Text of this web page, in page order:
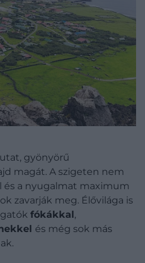
gyönyörű
magát. A szigeten nem
és a nyugalmat maximum
zavarják meg. Élővilága is
fókákkal,
és még sok más